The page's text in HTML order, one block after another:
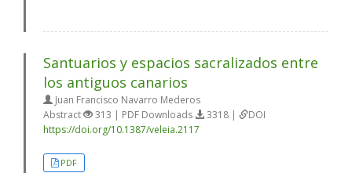
Santuarios y espacios sacralizados entre
los antiguos canarios
Juan Francisco Navarro Mederos
Abstract
313 | PDF Downloads 3318 |
DOI
https://doi.org/10.1387/veleia.2117
PDF